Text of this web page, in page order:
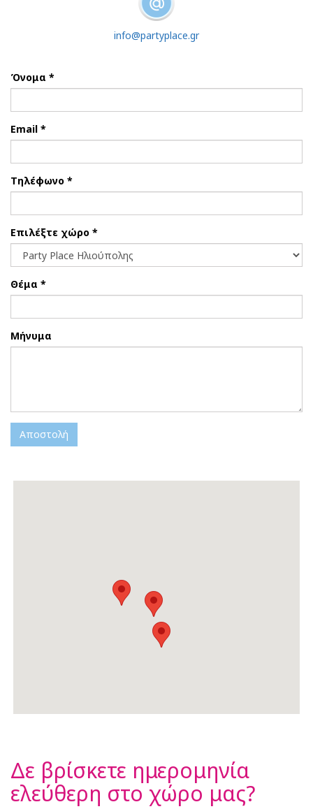
info@partyplace.gr
Όνομα *
Email *
Τηλέφωνο *
Επιλέξτε χώρο *
Θέμα *
Μήνυμα
Δε βρίσκετε ημερομηνία
ελεύθερη στο χώρο μας?